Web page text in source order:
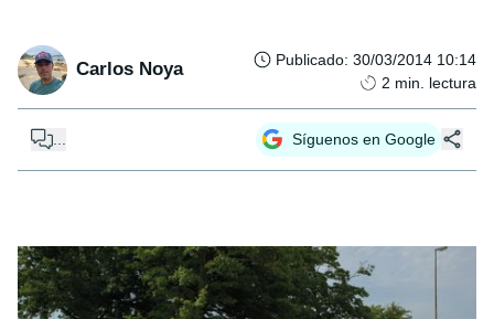
Carlos Noya Publicado: 30/03/2014 10:14
2 min. lectura
Síguenos en Google